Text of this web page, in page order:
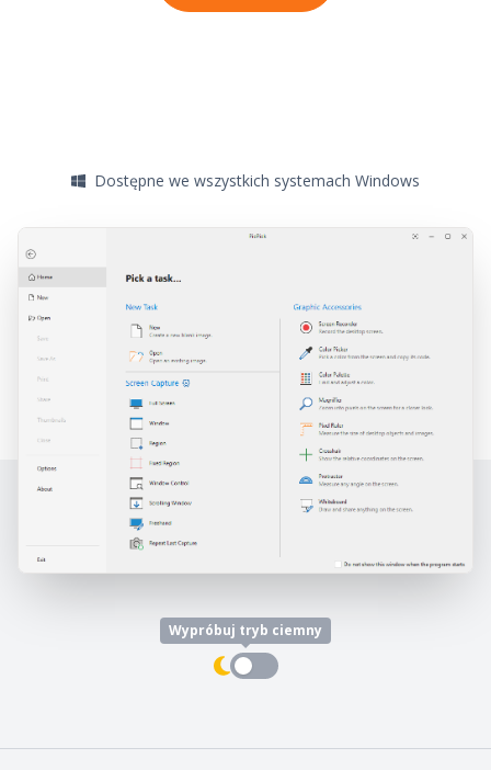
Dostępne we wszystkich systemach Windows
Wypróbuj tryb ciemny